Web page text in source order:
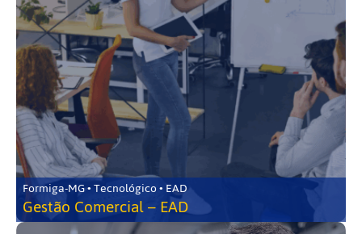
Formiga-MG • Tecnológico • EAD
Gestão Comercial – EAD